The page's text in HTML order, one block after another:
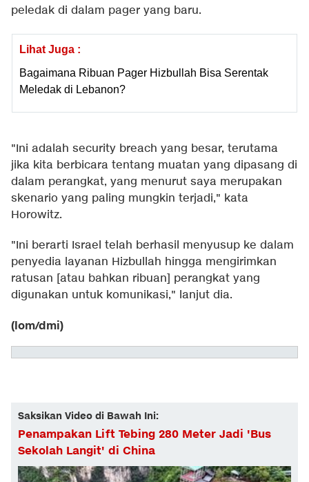
peledak di dalam pager yang baru.
Lihat Juga :
Bagaimana Ribuan Pager Hizbullah Bisa Serentak
Meledak di Lebanon?
"Ini adalah security breach yang besar, terutama
jika kita berbicara tentang muatan yang dipasang di
dalam perangkat, yang menurut saya merupakan
skenario yang paling mungkin terjadi," kata
Horowitz.
"Ini berarti Israel telah berhasil menyusup ke dalam
penyedia layanan Hizbullah hingga mengirimkan
ratusan [atau bahkan ribuan] perangkat yang
digunakan untuk komunikasi," lanjut dia.
(lom/dmi)
Saksikan Video di Bawah Ini:
Penampakan Lift Tebing 280 Meter Jadi 'Bus
Sekolah Langit' di China